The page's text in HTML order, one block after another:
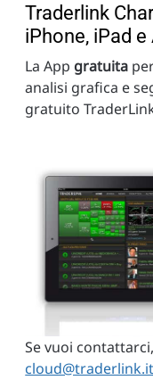
Traderlink
iPhone, iPad e
La App gratuita
analisi grafica e
gratuito
Se vuoi
cloud@traderlink.it